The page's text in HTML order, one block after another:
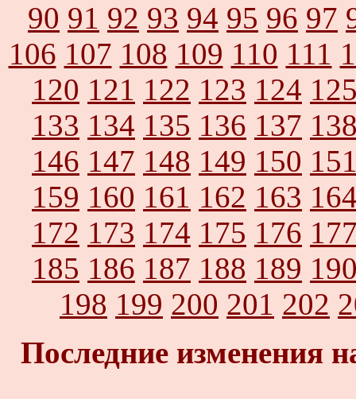
90 91 92 93 94 95 96 97
106 107 108 109 110 111
120 121 122 123 124
133 134 135 136 137
146 147 148 149 150
159 160 161 162 163
172 173 174 175 176
185 186 187 188 189
198 199 200 201 202
Последние изменения